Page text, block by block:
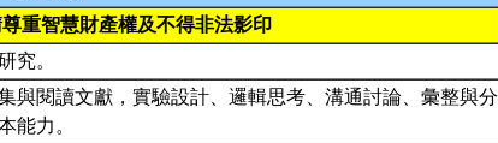
重智慧財產權及不得非法影印
究。
與閱讀文獻，實驗設計、邏輯思考、溝通討論、彙整與分
能力。